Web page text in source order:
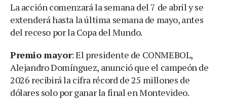
La acción comenzará la semana del 7 de abril y se
extenderá hasta la última semana de mayo, antes
del receso por la Copa del Mundo.
Premio mayor: El presidente de CONMEBOL,
Alejandro Domínguez, anunció que el campeón de
2026 recibirá la cifra récord de 25 millones de
dólares solo por ganar la final en Montevideo.